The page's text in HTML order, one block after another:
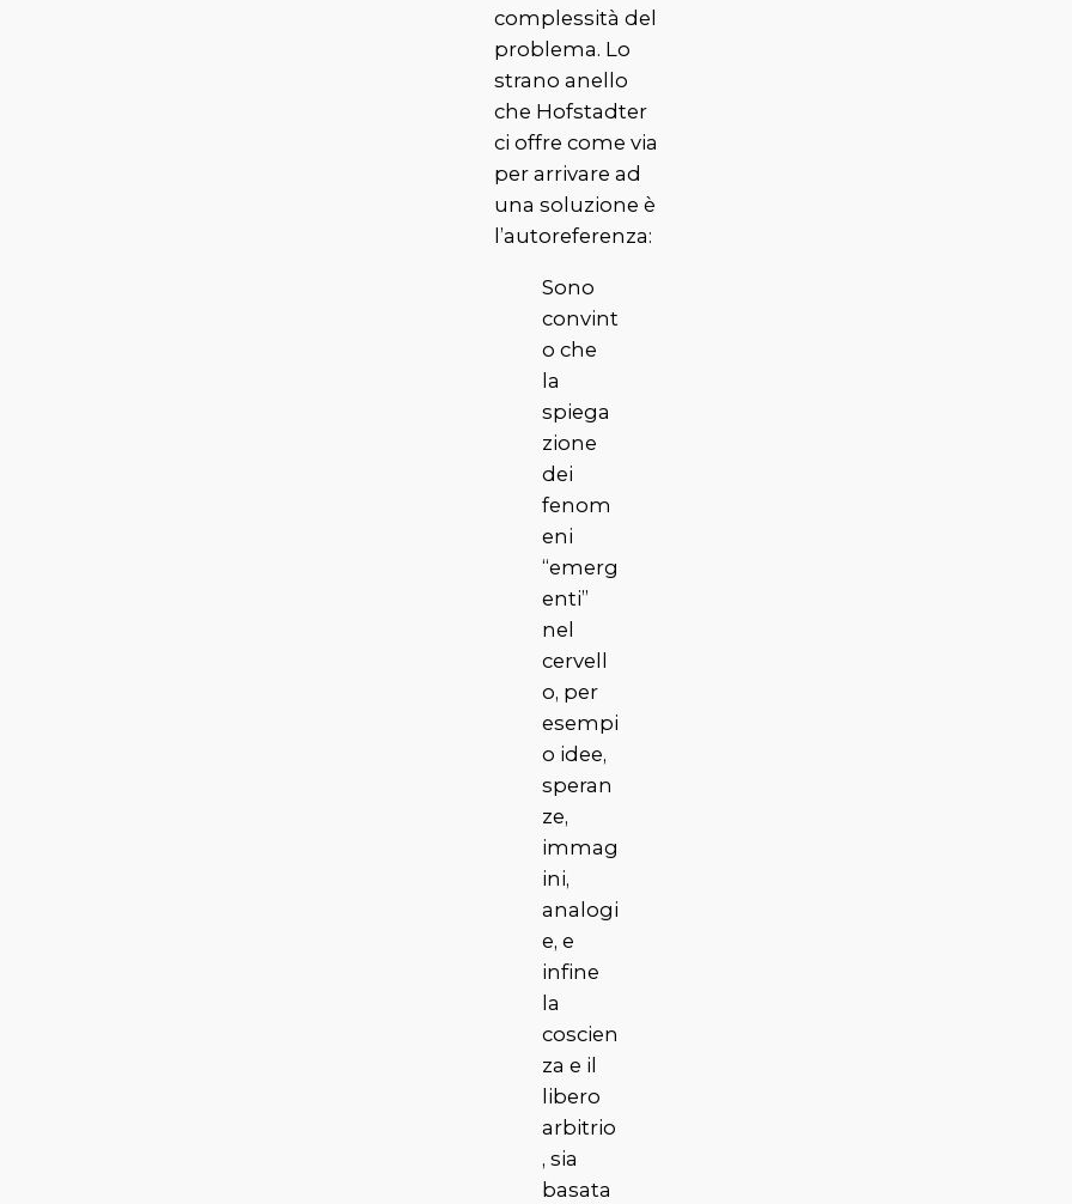
complessità del
problema. Lo
strano anello
che Hofstadter
ci offre come via
per arrivare ad
una soluzione è
l’autoreferenza:
Sono
convint
o che
la
spiega
zione
dei
fenom
eni
“emerg
enti”
nel
cervell
o, per
esempi
o idee,
speran
ze,
immag
ini,
analogi
e, e
infine
la
coscien
za e il
libero
arbitrio
, sia
basata